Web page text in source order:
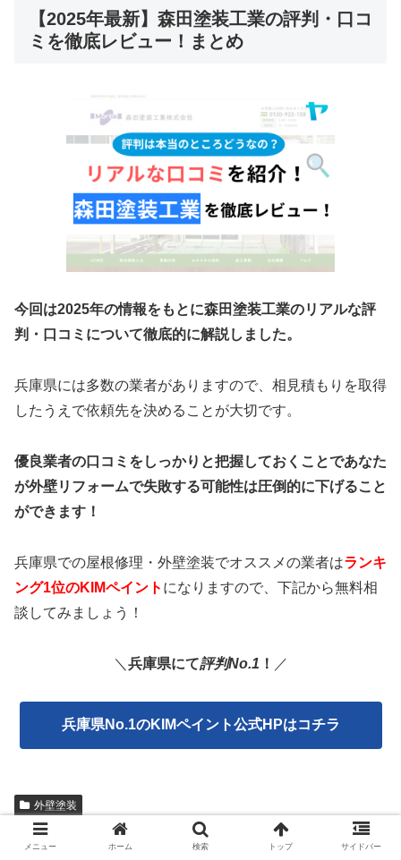
【2025年最新】森田塗装工業の評判・口コ
ミを徹底レビュー！まとめ
今回は2025年の情報をもとに森田塗装工業のリアルな評
判・口コミについて徹底的に解説しました。
兵庫県には多数の業者がありますので、相見積もりを取得
したうえで依頼先を決めることが大切です。
優良業者の口コミをしっかりと把握しておくことであなた
が外壁リフォームで失敗する可能性は圧倒的に下げること
ができます！
兵庫県での屋根修理・外壁塗装でオススメの業者はランキ
ング1位のKIMペイント になりますので、下記から無料相
談してみましょう！
＼ 兵庫県にて評判No.1 ！ ／
兵庫県No.1のKIMペイント公式HPはコチラ
外壁塗装
メニュー ホーム 検索 トップ サイドバー